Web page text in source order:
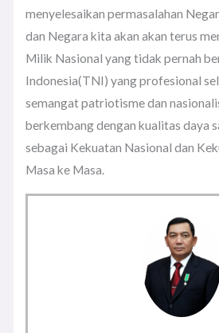
menyelesaikan permasalahan
dan Negara kita akan akan terus
Milik Nasional yang tidak pernah
Indonesia(TNI) yang profesional
semangat patriotisme dan
berkembang dengan kualitas daya
sebagai Kekuatan Nasional dan
Masa ke Masa.